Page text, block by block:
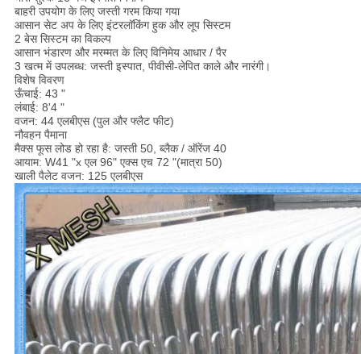
बाहरी उपयोग के लिए जस्ती गरम किया गया
आसान सेट अप के लिए इंटरलॉकिंग हुक और लूप सिस्टम
2 बेस सिस्टम का विकल्प
आसान भंडारण और मरम्मत के लिए विनिमेय आधार / पैर
3 खत्म में उपलब्ध: जस्ती इस्पात, पीवीसी-लेपित काले और नारंगी।
विशेष विवरण
ऊँचाई: 43 "
लंबाई: 8'4 "
वजन: 44 एलबीएस (पुल और फ्लैट फीट)
नौवहन पैमाना
मैक्स फूस लोड हो रहा है: जस्ती 50, ब्लैक / ऑरेंज 40
आयाम: W41 "x एल 96" एक्स एच 72 "(मात्रा 50)
खाली पैलेट वजन: 125 एलबीएस